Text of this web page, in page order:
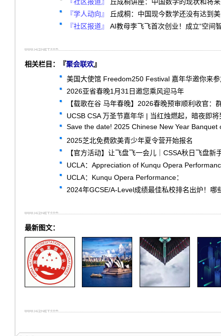
『学人动向』
丘成桐：中国现今数学还没有达到
『社区报道』
AI教母李飞飞首次创业！成立“空间
相关栏目：『聚会联欢』
美国大使馆 Freedom250 Festival 嘉年华邀你来
2026亚省春晚1月31日邀您乘风迎马年
【载歌在谷 马年春晚】2026春晚预审顺利收官
UCSB CSA 万圣节嘉年华 | 当红烛燃起，暗夜即将
Save the date! 2025 Chinese New Year Banquet
2025芝北免费欧美青少年夏令营开始报名
【官方活动】让飞盘飞一会儿｜CSSA秋日飞盘新
UCLA：Appreciation of Kunqu Opera
UCLA：Kunqu Opera Performance：
2024年GCSE/A-Level成绩最佳私校排名出炉！哪
最新图文：